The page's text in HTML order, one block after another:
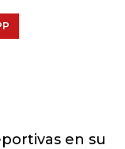
en su